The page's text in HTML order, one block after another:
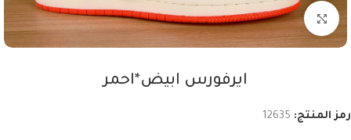
اضغط للتكبير
ايرفورس ابيض*احمر
رمز المنتج: 12635